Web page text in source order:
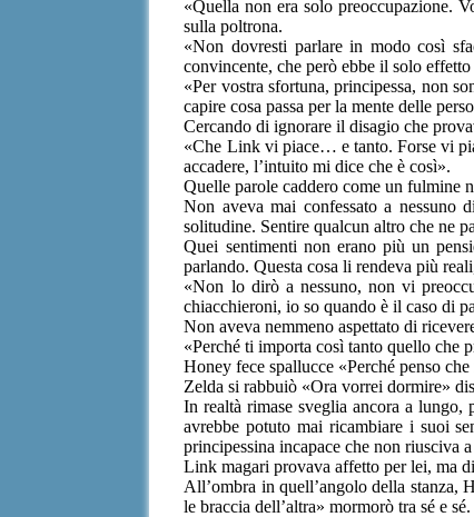
«Quella non era solo preoccupazione.
sulla poltrona.
«Non dovresti parlare in modo così
convincente, che però ebbe il solo
«Per vostra sfortuna, principessa, non
capire cosa passa per la mente delle
Cercando di ignorare il disagio che
«Che Link vi piace… e tanto. Forse vi
accadere, l’intuito mi dice che è così».
Quelle parole caddero come un fulmine
Non aveva mai confessato a nessuno
solitudine. Sentire qualcun altro che ne
Quei sentimenti non erano più un
parlando. Questa cosa li rendeva più
«Non lo dirò a nessuno, non vi
chiacchieroni, io so quando è il caso di
Non aveva nemmeno aspettato di
«Perché ti importa così tanto quello che
Honey fece spallucce «Perché penso
Zelda si rabbuiò «Ora vorrei dormire»
In realtà rimase sveglia ancora a
avrebbe potuto mai ricambiare i suoi
principessina incapace che non riusciva
Link magari provava affetto per lei, ma
All’ombra in quell’angolo della stanza,
le braccia dell’altra» mormorò tra sé e sé.